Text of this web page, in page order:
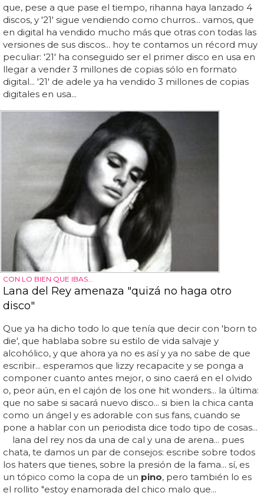
que, pese a que pase el tiempo, rihanna haya lanzado 4
discos, y '21' sigue vendiendo como churros... vamos, que
en digital ha vendido mucho más que otras con todas las
versiones de sus discos... hoy te contamos un récord muy
peculiar: '21' ha conseguido ser el primer disco en usa en
llegar a vender 3 millones de copias sólo en formato
digital... '21' de adele ya ha vendido 3 millones de copias
digitales en usa...
CON LO BIEN QUE IBAS...
Lana del Rey amenaza "quizá no haga otro
disco"
Que ya ha dicho todo lo que tenía que decir con 'born to
die', que hablaba sobre su estilo de vida salvaje y
alcohólico, y que ahora ya no es así y ya no sabe de que
escribir... esperamos que lizzy recapacite y se ponga a
componer cuanto antes mejor, o sino caerá en el olvido
o, peor aún, en el cajón de los one hit wonders... la última:
que no sabe si sacará nuevo disco... si bien la chica canta
como un ángel y es adorable con sus fans, cuando se
pone a hablar con un periodista dice todo tipo de cosas...
lana del rey nos da una de cal y una de arena... pues
chata, te damos un par de consejos: escribe sobre todos
los haters que tienes, sobre la presión de la fama... sí, es
un tópico como la copa de un pino, pero también lo es
el rollito "estoy enamorada del chico malo que...